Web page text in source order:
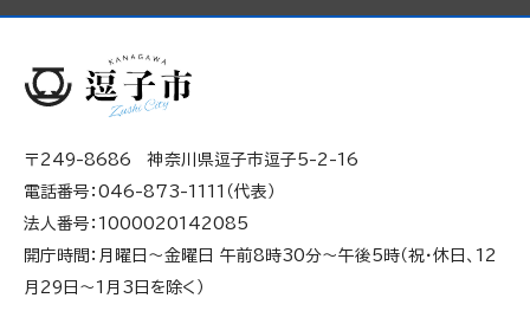
〒249-8686 神奈川県逗子市逗子5-2-16
電話番号：046-873-1111（代表）
法人番号：1000020142085
開庁時間：月曜日～金曜日 午前8時30分～午後5時（祝・休日、12
月29日～1月3日を除く）